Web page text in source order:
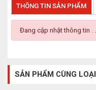
THÔNG TIN SẢN PHẨM
Đang cập nhật thông tin . . .
SẢN PHẨM CÙNG LOẠI